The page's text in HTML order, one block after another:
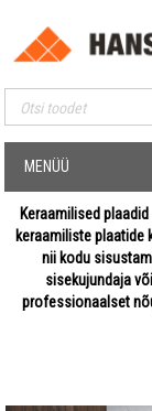
MENÜÜ
Keraamilised
keraamiliste plaatide
nii kodu
sisekujundaja
professionaalset